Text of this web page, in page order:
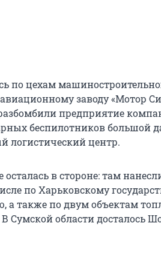
по цехам
заводу «Мотор
предприятие
беспилотников большой
центр.
осталась в стороне: там
по Харьковскому
а также по двум объектам
Сумской области досталось